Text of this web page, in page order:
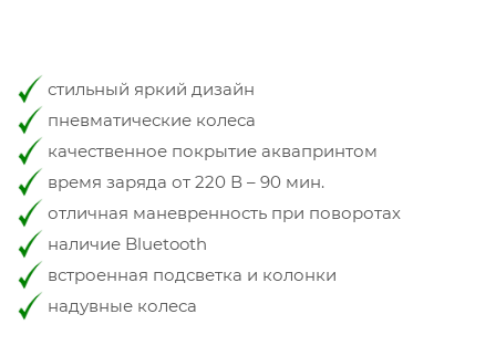
стильный яркий дизайн
пневматические колеса
качественное покрытие аквапринтом
время заряда от 220 В – 90 мин.
отличная маневренность при поворотах
наличие Bluetooth
встроенная подсветка и колонки
надувные колеса